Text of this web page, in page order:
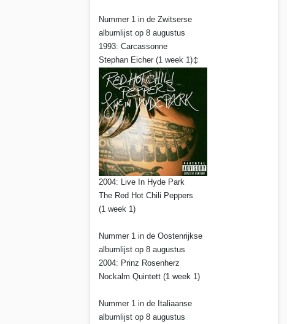
Nummer 1 in de Zwitserse
albumlijst op 8 augustus
1993: Carcassonne
Stephan Eicher (1 week 1)↕
2004: Live In Hyde Park
The Red Hot Chili Peppers
(1 week 1)
Nummer 1 in de Oostenrijkse
albumlijst op 8 augustus
2004: Prinz Rosenherz
Nockalm Quintett (1 week 1)
Nummer 1 in de Italiaanse
albumlijst op 8 augustus